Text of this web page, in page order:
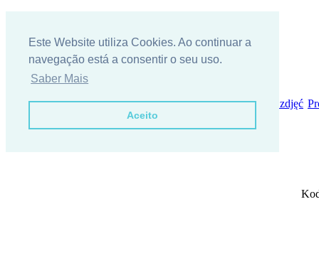
Este Website utiliza Cookies. Ao continuar a
navegação está a consentir o seu uso.
Saber Mais
Aceito
Kim jesteśmy? {m_locecon} Skontaktuj się z nami Galeria zdjęć